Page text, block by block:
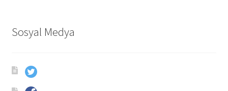
Sosyal Medya